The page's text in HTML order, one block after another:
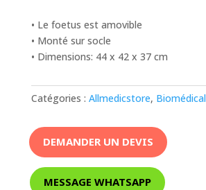
• Le foetus est amovible
• Monté sur socle
• Dimensions: 44 x 42 x 37 cm
Catégories : Allmedicstore, Biomédical
DEMANDER UN DEVIS
MESSAGE WHATSAPP